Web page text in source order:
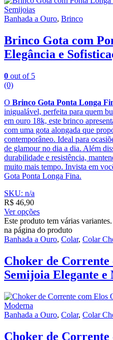
Banhada a Ouro, Brinco
Brinco Gota com
Elegância e
0 out of 5
(0)
O Brinco Gota Ponta Longa
inigualável, perfeita para quem
em ouro 18k, este brinco
com uma gota alongada que
contemporâneo. Ideal para
de glamour no dia a dia. Além
durabilidade e resistência,
muito mais tempo. Invista em
Gota Ponta Longa Fina.
SKU: n/a
R$ 46,90
Ver opções
Este produto tem várias
na página do produto
Banhada a Ouro, Colar, Colar
Choker de Corrente
Semijoia Elegante e
Banhada a Ouro, Colar, Colar
Choker de Corrente